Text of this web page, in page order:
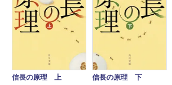
信長の原理 上
信長の原理 下